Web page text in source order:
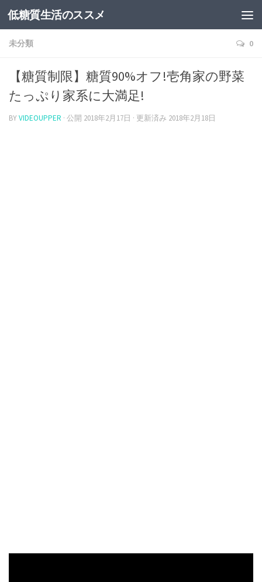
低糖質生活のススメ
未分類 0
【糖質制限】糖質90%オフ!壱角家の野菜
たっぷり家系に大満足!
BYVIDEOUPPER · 公開 2018年2月17日 · 更新済み 2018年2月18日